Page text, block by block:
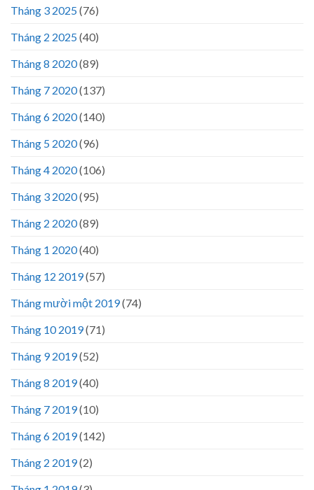
Tháng 3 2025(76)
Tháng 2 2025(40)
Tháng 8 2020(89)
Tháng 7 2020(137)
Tháng 6 2020(140)
Tháng 5 2020(96)
Tháng 4 2020(106)
Tháng 3 2020(95)
Tháng 2 2020(89)
Tháng 1 2020(40)
Tháng 12 2019(57)
Tháng mười một 2019(74)
Tháng 10 2019(71)
Tháng 9 2019(52)
Tháng 8 2019(40)
Tháng 7 2019(10)
Tháng 6 2019(142)
Tháng 2 2019(2)